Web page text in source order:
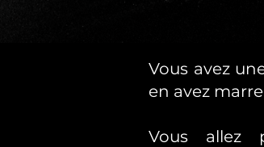
Vous avez
en avez
Vous allez